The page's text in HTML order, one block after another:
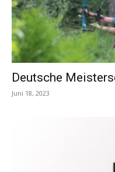
Deutsche
Juni 18, 2023